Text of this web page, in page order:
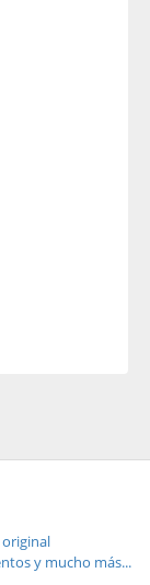
y mucho más...